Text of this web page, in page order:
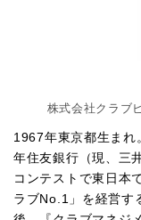
株式会社クラブ
1967年東京都生まれ
年住友銀行（現、三
コンテストで東日本
ラブNo.1」を経営す